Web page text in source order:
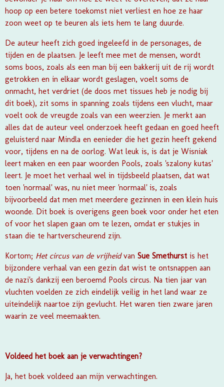
hoop op een betere toekomst niet verliest en hoe ze haar
zoon weet op te beuren als iets hem te lang duurde.
De auteur heeft zich goed ingeleefd in de personages, de
tijden en de plaatsen. Je leeft mee met de mensen, wordt
soms boos, zoals als een man bij een bakkerij uit de rij wordt
getrokken en in elkaar wordt geslagen, voelt soms de
onmacht, het verdriet (de doos met tissues heb je nodig bij
dit boek), zit soms in spanning zoals tijdens een vlucht, maar
voelt ook de vreugde zoals van een weerzien. Je merkt aan
alles dat de auteur veel onderzoek heeft gedaan en goed heeft
geluisterd naar Mindla en eenieder die het gezin heeft gekend
voor, tijdens en na de oorlog. Wat leuk is, is dat je Wisniak
leert maken en een paar woorden Pools, zoals 'szalony kutas'
leert. Je moet het verhaal wel in tijdsbeeld plaatsen, dat wat
toen 'normaal' was, nu niet meer 'normaal' is, zoals
bijvoorbeeld dat men met meerdere gezinnen in een klein huis
woonde. Dit boek is overigens geen boek voor onder het eten
of voor het slapen gaan om te lezen, omdat er stukjes in
staan die te hartverscheurend zijn.
Kortom; Het circus van de vrijheidvan Sue Smethurst is het
bijzondere verhaal van een gezin dat wist te ontsnappen aan
de nazi's dankzij een beroemd Pools circus. Na tien jaar van
vluchten voelden ze zich eindelijk veilig in het land waar ze
uiteindelijk naartoe zijn gevlucht. Het waren tien zware jaren
waarin ze veel meemaakten.
Voldeed het boek aan je verwachtingen?
Ja, het boek voldeed aan mijn verwachtingen.